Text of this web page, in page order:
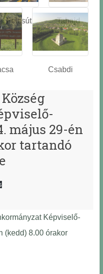
Felcsút Tabajd
Csabdi
május 29-én
tartandó
Képviselő-
(kedd) 8.00 órakor